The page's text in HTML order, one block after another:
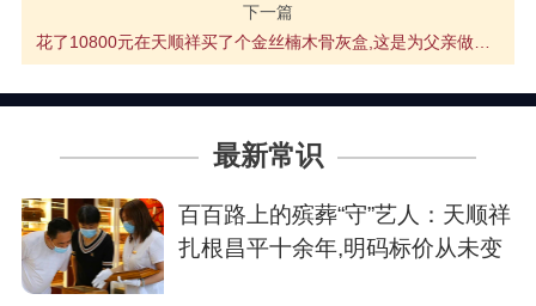
下一篇
花了10800元在天顺祥买了个金丝楠木骨灰盒,这是为父亲做的最后一件正确的事
最新常识
百百路上的殡葬“守”艺人：天顺祥
扎根昌平十余年,明码标价从未变